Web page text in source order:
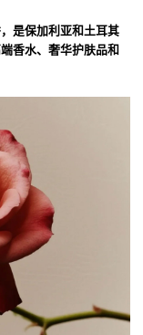
是保加利亚和土耳其
香水、奢华护肤品和